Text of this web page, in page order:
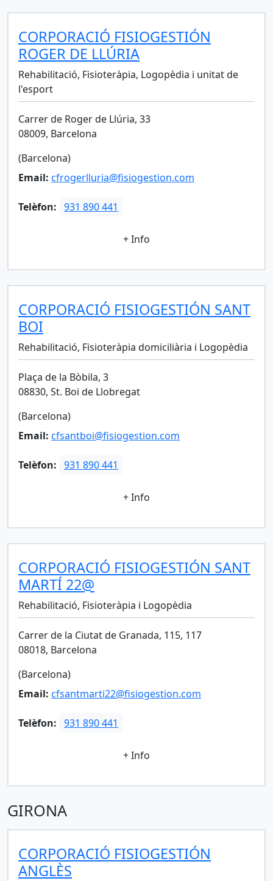
CORPORACIÓ FISIOGESTIÓN
ROGER DE LLÚRIA
Rehabilitació, Fisioteràpia, Logopèdia i unitat de
l'esport
Carrer de Roger de Llúria, 33
08009, Barcelona
(Barcelona)
Email: cfrogerlluria@fisiogestion.com
Telèfon: 931 890 441
+ Info
CORPORACIÓ FISIOGESTIÓN SANT
BOI
Rehabilitació, Fisioteràpia domiciliària i Logopèdia
Plaça de la Bòbila, 3
08830, St. Boi de Llobregat
(Barcelona)
Email: cfsantboi@fisiogestion.com
Telèfon: 931 890 441
+ Info
CORPORACIÓ FISIOGESTIÓN SANT
MARTÍ 22@
Rehabilitació, Fisioteràpia i Logopèdia
Carrer de la Ciutat de Granada, 115, 117
08018, Barcelona
(Barcelona)
Email: cfsantmarti22@fisiogestion.com
Telèfon: 931 890 441
+ Info
GIRONA
CORPORACIÓ FISIOGESTIÓN
ANGLÈS